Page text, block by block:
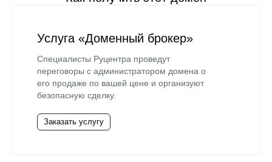
Услуга «Доменный брокер»
Специалисты Руцентра проведут
переговоры с администратором домена о
его продаже по вашей цене и организуют
безопасную сделку.
Заказать услугу